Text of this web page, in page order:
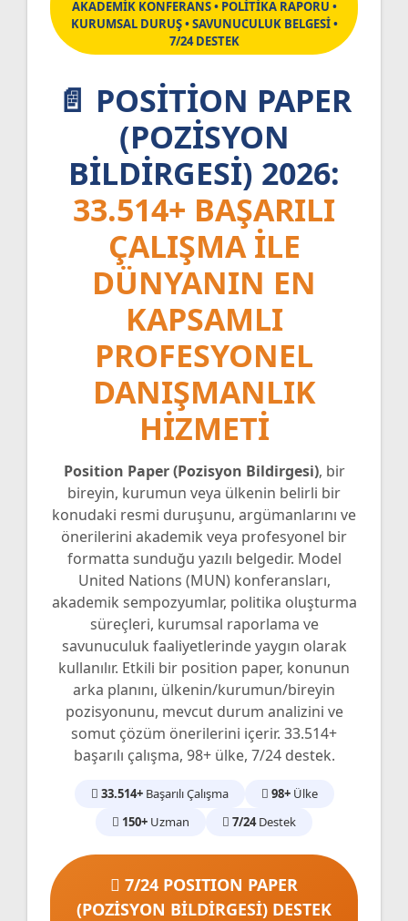
AKADEMİK KONFERANS • POLİTİKA RAPORU •
KURUMSAL DURUŞ • SAVUNUCULUK BELGESİ •
7/24 DESTEK
📄 POSITION PAPER
(POZISYON
BILDIRGESI) 2026:
33.514+ BAŞARILI
ÇALIŞMA ILE
DÜNYANIN EN
KAPSAMLI
PROFESYONEL
DANIŞMANLIK
HIZMETI
Position Paper (Pozisyon Bildirgesi), bir
bireyin, kurumun veya ülkenin belirli bir
konudaki resmi duruşunu, argümanlarını ve
önerilerini akademik veya profesyonel bir
formatta sunduğu yazılı belgedir. Model
United Nations (MUN) konferansları,
akademik sempozyumlar, politika oluşturma
süreçleri, kurumsal raporlama ve
savunuculuk faaliyetlerinde yaygın olarak
kullanılır. Etkili bir position paper, konunun
arka planını, ülkenin/kurumun/bireyin
pozisyonunu, mevcut durum analizini ve
somut çözüm önerilerini içerir. 33.514+
başarılı çalışma, 98+ ülke, 7/24 destek.
33.514+Başarılı Çalışma 98+Ülke
150+ Uzman 7/24Destek
7/24 POSITION PAPER
(POZİSYON BİLDİRGESİ) DESTEK